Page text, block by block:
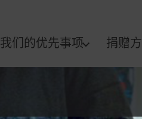
我们的优先事项 捐赠